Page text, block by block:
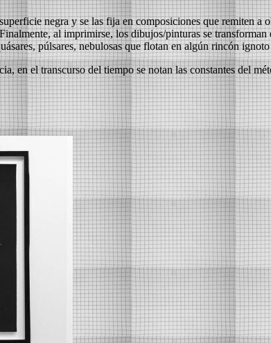
negra y se las fija en composiciones que remiten
al imprimirse, los dibujos/pinturas se
púlsares, nebulosas que flotan en algún rincón
en el transcurso del tiempo se notan las constantes del